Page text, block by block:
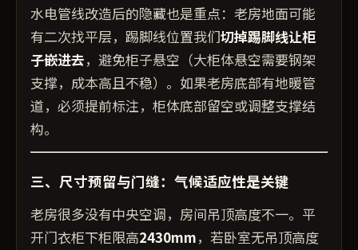
水电管线改造后的隐藏也是重点：老房地面可能
有二次找平层，踢脚线位置我们切掉踢脚线让柜
子嵌进去，避免柜子悬空（大柜体悬空需要钢架
支撑，成本高且不稳）。如果老房底部有地暖管
道，必须提前标注，柜体底部留空或调整支撑结
构。
三、尺寸预留与门缝：气候适应性是关键
老房很多没有中央空调，房间吊顶高度不一。平
开门衣柜下柜限高2430mm，若卧室无吊顶高度